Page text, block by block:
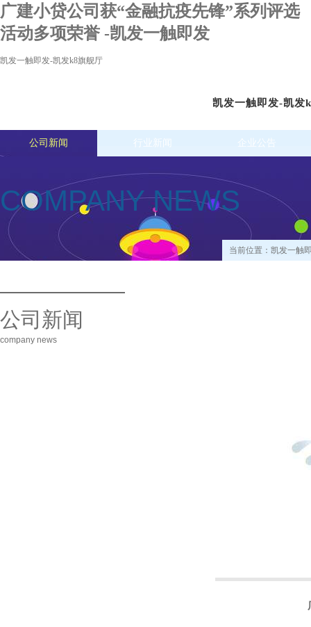
广建小贷公司获“金融抗疫先锋”系列评选
活动多项荣誉 -凯发一触即发
凯发一触即发-凯发k8旗舰厅
凯发一触即发-凯发
公司新闻 行业新闻 企业公告
COMPANY NEWS
当前位置： 凯发一触
公司新闻
company news